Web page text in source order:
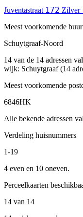
Juventastraat 172 Zilver
Meest voorkomende
Schuytgraaf-Noord
14 van de 14 adressen
wijk: Schuytgraaf (14
Meest voorkomende
6846HK
Alle bekende adressen
Verdeling huisnummers
1-19
4 even en 10 oneven.
Perceelkaarten
14 van 14